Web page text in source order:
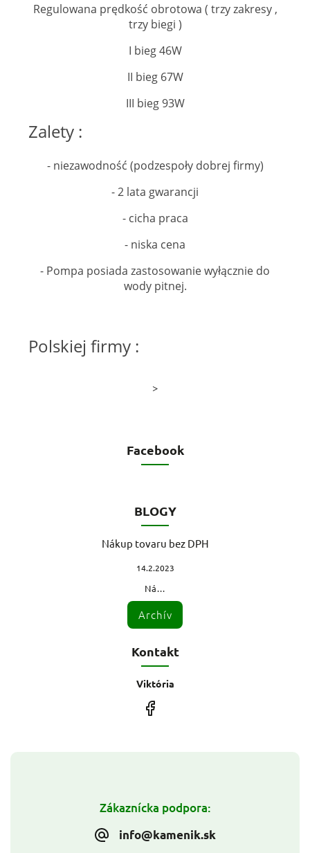
Regulowana prędkość obrotowa ( trzy zakresy ,
trzy biegi )
I bieg 46W
II bieg 67W
III bieg 93W
Zalety :
- niezawodność (podzespoły dobrej firmy)
- 2 lata gwarancji
- cicha praca
- niska cena
- Pompa posiada zastosowanie wyłącznie do
wody pitnej.
Polskiej firmy :
>
Zákaznícka podpora:
info@kamenik.sk
Facebook
BLOGY
Nákup tovaru bez DPH
14.2.2023
Ná...
Archív
Kontakt
Viktória